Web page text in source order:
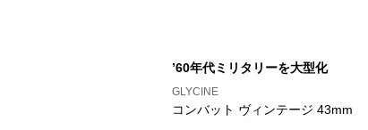
’60年代ミリタリーを大型化
GLYCINE
コンバット ヴィンテージ 43mm